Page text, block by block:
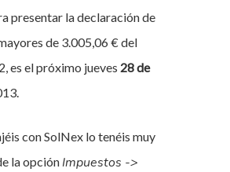
presentar la declaración de
de 3.005,06 € del
es el próximo jueves 28 de
con SolNex lo tenéis muy
la opción Impuestos ->